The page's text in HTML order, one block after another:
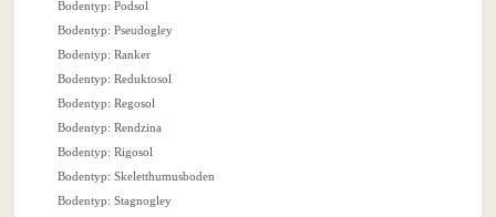
Bodentyp: Podsol
Bodentyp: Pseudogley
Bodentyp: Ranker
Bodentyp: Reduktosol
Bodentyp: Regosol
Bodentyp: Rendzina
Bodentyp: Rigosol
Bodentyp: Skeletthumusboden
Bodentyp: Stagnogley